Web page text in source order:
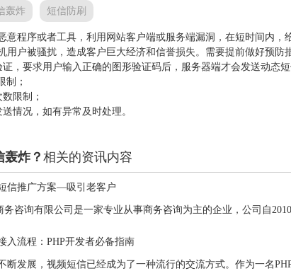
轰炸 短信防刷
意程序或者工具，利用网站客户端或服务端漏洞，在短时间内
用户被骚扰，造成客户巨大经济和信誉损失。需要提前做好预防
，要求用户输入正确的图形验证码后，服务器端才会发送动态
制；
限制；
情况，如有异常及时处理。
炸？相关的资讯内容
信推广方案—吸引老客户
入流程：PHP开发者必备指南